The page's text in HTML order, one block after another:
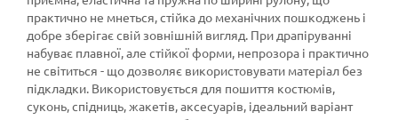
практично не мнеться, стійка до механічних пошкоджень і
добре зберігає свій зовнішній вигляд. При драпіруванні
набуває плавної, але стійкої форми, непрозора і практично
не світиться - що дозволяє використовувати матеріал без
підкладки. Використовується для пошиття костюмів,
суконь, спідниць, жакетів, аксесуарів, ідеальний варіант